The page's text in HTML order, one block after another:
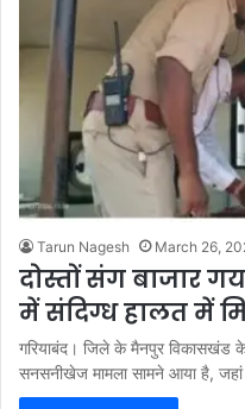
Tarun Nagesh March 26,
दोस्तों संग बाजार
में संदिग्ध हालत में
गरियाबंद। जिले के मैनपुर विकासखंड
सनसनीखेज मामला सामने आया है, जहां